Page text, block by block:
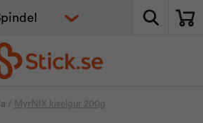
/ MyrNIX kiselgur 200g